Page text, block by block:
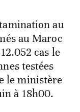
au
au Maroc
cas le
testées
le ministère
à 18h00.